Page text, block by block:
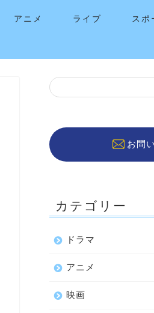
アニメ ライブ スポ
お問
カテゴリー
ドラマ
アニメ
映画